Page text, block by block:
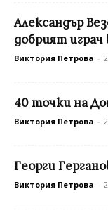
Александър
добрият
Виктория Петрова -
40 точки на
Виктория Петрова -
Георги
Виктория Петрова -